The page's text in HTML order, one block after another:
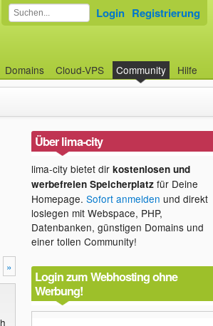
Domains Cloud-VPS Community Hilfe
Login Registrierung
»
Über lima-city
lima-city bietet dir kostenlosen und
werbefreien Speicherplatzfür Deine
Homepage. Sofort anmelden und direkt
loslegen mit Webspace, PHP,
Datenbanken, günstigen Domains und
einer tollen Community!
Login zum Webhosting ohne
Werbung!